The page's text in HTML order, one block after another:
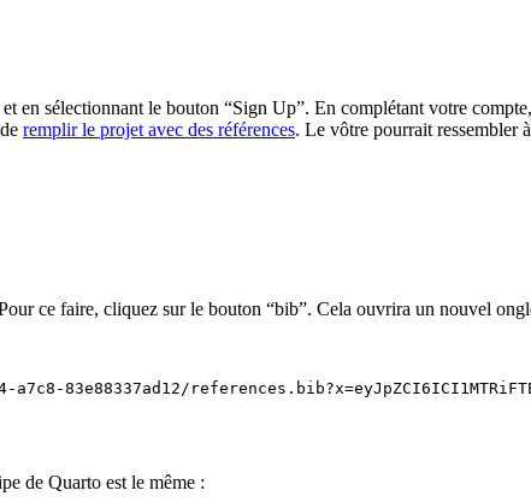
en sélectionnant le bouton “Sign Up”. En complétant votre
remplir le projet avec des références. Le vôtre pourrait ressembler
ce faire, cliquez sur le bouton “bib”. Cela ouvrira un nouvel
de Quarto est le même :